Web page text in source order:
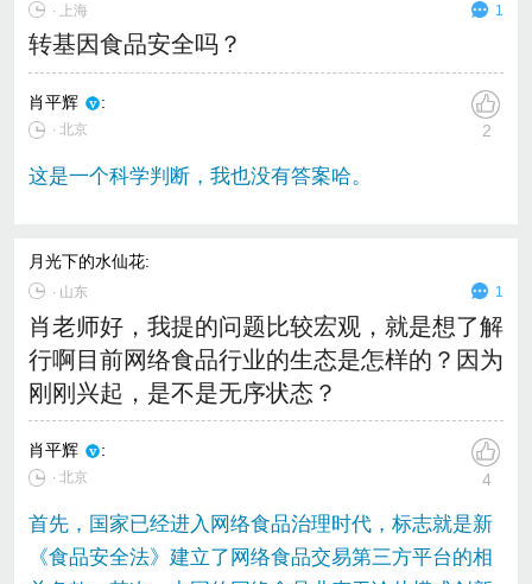
∙ 上海 1
转基因食品安全吗？
肖平辉 :
∙ 北京 2
这是一个科学判断，我也没有答案哈。
月光下的水仙花:
∙ 山东 1
肖老师好，我提的问题比较宏观，就是想了解
行啊目前网络食品行业的生态是怎样的？因为
刚刚兴起，是不是无序状态？
肖平辉 :
∙ 北京 4
首先，国家已经进入网络食品治理时代，标志就是新
《食品安全法》建立了网络食品交易第三方平台的相